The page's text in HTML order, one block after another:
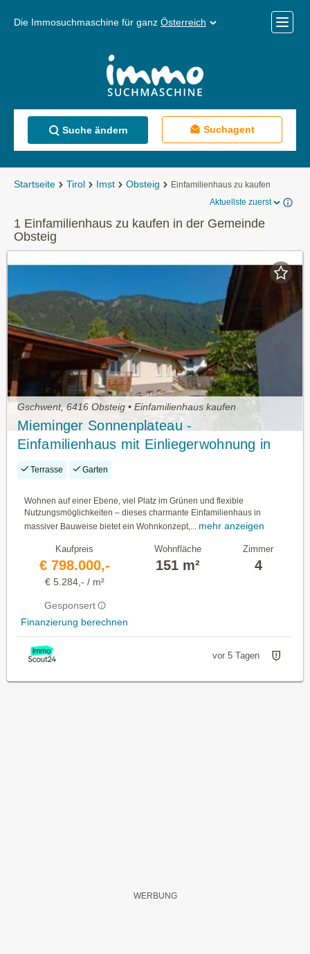
Die Immosuchmaschine für ganz Österreich
Menü
Suche ändern Suchagent
Startseite Tirol Imst Obsteig
Einfamilienhaus zu kaufen
Aktuellste zuerst
1 Einfamilienhaus zu kaufen in der Gemeinde
Obsteig
Gschwent, 6416 Obsteig • Einfamilienhaus kaufen
Mieminger Sonnenplateau -
Einfamilienhaus mit Einliegerwohnung in
Gschwent
Terrasse Garten
Wohnen auf einer Ebene, viel Platz im Grünen und flexible
Nutzungsmöglichkeiten – dieses charmante Einfamilienhaus in
massiver Bauweise bietet ein Wohnkonzept,...
mehr anzeigen
Kaufpreis
€ 798.000,-
€ 5.284,- / m²
Gesponsert
Finanzierung berechnen
Wohnfläche
151 m²
Zimmer
4
vor 5 Tagen